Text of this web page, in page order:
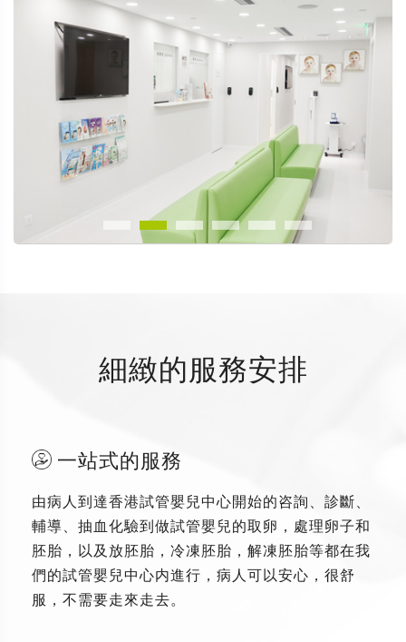
細緻的服務安排
一站式的服務
由病人到達香港試管嬰兒中心開始的咨詢、診斷、
輔導、抽血化驗到做試管嬰兒的取卵，處理卵子和
胚胎，以及放胚胎，冷凍胚胎，解凍胚胎等都在我
們的試管嬰兒中心内進行，病人可以安心，很舒
服，不需要走來走去。